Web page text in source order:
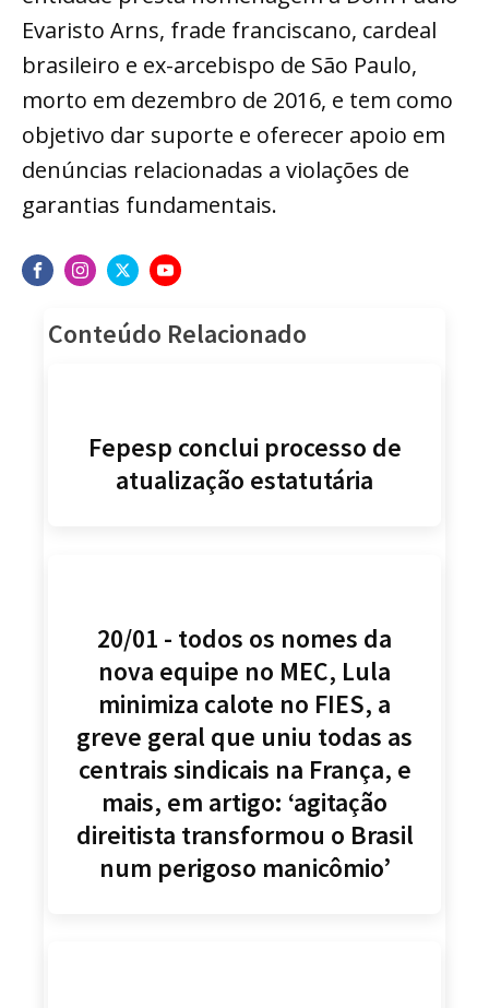
Evaristo Arns, frade franciscano, cardeal
brasileiro e ex-arcebispo de São Paulo,
morto em dezembro de 2016, e tem como
objetivo dar suporte e oferecer apoio em
denúncias relacionadas a violações de
garantias fundamentais.
Conteúdo Relacionado
Fepesp conclui processo de
atualização estatutária
20/01 - todos os nomes da
nova equipe no MEC, Lula
minimiza calote no FIES, a
greve geral que uniu todas as
centrais sindicais na França, e
mais, em artigo: ‘agitação
direitista transformou o Brasil
num perigoso manicômio’